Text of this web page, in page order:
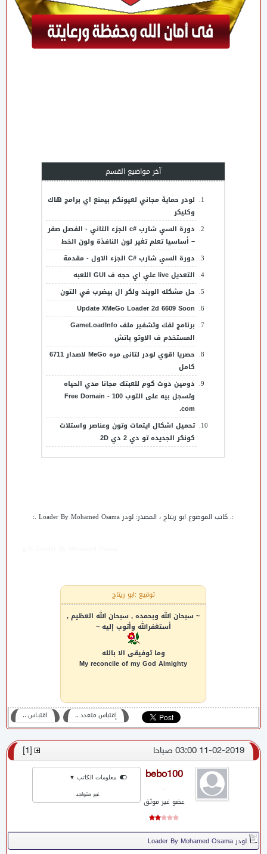
آخر مواضيع القسم
لودر حماية مجاني لعيونكم بيمنع اي برامج هاك
وكليكر
دورة السي شارب #c الجزء الثاني - الفصل صفر
– أساسيا تعلم تغير لون النافذة ولون الخط
دورة السي شارب #C الجزء الاول - مقدمة
التعديل live علي اي حجه ف GUI اللعبه
حل مشكله الويند ولكر ال بيضرب في التون
Update XMeGo Loader 2d 6609 Soon
برنامج لفك وتشفير ملف GameLoadInfo
المستخدم ف الاوتو باتش
حصريا اقوي لودر لتانى مره MeGo لاصدار 6711
كامل
دومين دوت كوم للعبتك مجانا مدي الحياه
وتسجل بيه على التوب 100 - Free Domain
.com
تحميل اشكال ايتمات وتون وعناصر واستلات
كونكر الجديده تو دي 2 دي 2D
:. كاتب الموضوع ابو ريتاج، المصدر: لودر Loader By Mohamed Osama .:
توقيع :ابو ريتاج
~ سبحان الله وبحمده , سبحان الله العظيم ,
أستغفرالله وأتوب إليه ~
وما توفيقى الا بالله
My reconcile of my God Almighty
اقتبـاس ،، إقتباس متعدد ،،
11-02-2019 03:00 صباحا 1
bebo100
عضو غير موثق
معلومات الكاتب ▼
غير متواجد
لودر Loader By Mohamed Osama